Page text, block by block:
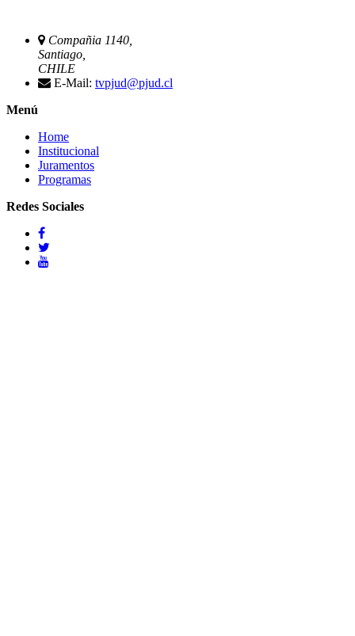
Compañia 1140,
Santiago,
CHILE
E-Mail: tvpjud@pjud.cl
Menú
Home
Institucional
Juramentos
Programas
Redes Sociales